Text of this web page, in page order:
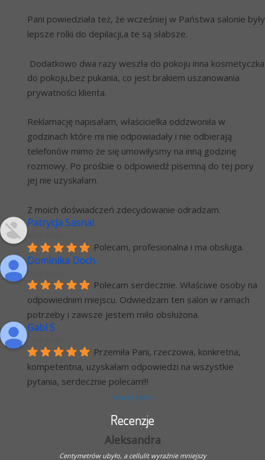
Pani powiedziała też, że wcześniej w Państwa salonie były
lepsze rolki do depilacji,a te są słabsze.
Dodatkowo dwa razy weszła do pokoju inna kosmetyczka
do pokoju,bez pukania, co jest brakiem uszanowania
prywatności klienta.
Reklamację napisałam, właścicielka oddzwoniła w
godzinach które mi nie odpowiadały i nie odbierają
telefonów mimo że się umowilysmy na inną godzinę
rozmowy. Po prośbie o odpowiedź pisemną do tej pory
jej nie uzyskałam.
Z moich doświadczeń zdecydowanie odradzam.
Patrycja Sasnal
Polecam, profesionalna i ma obsługa.
Dominika Doch
Polecam serdecznie. Właściwe osoby na
odpowiednim miejscu. Odwiedzam ten salon w ramach
potrzeby i zawsze jestem miło obsłużona.
Gabi S
Przemiła Pani, rzeczowa, konkretna,
kompetentna, uzyskałam odpowiedzi na wszystkie
pytania, serdecznie polecam!!!
Więcej opinii
Recenzje
Aleksandra
Centymetrów ubyło, a cellulit wyraźnie mniejszy